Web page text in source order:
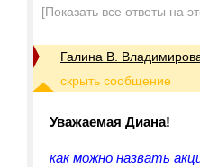
[Показать все ответы на
Галина В.
Уважаемая Диана!
как можно назвать